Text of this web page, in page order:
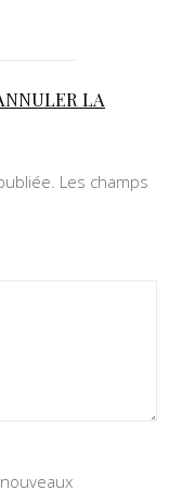
LA
Les champs